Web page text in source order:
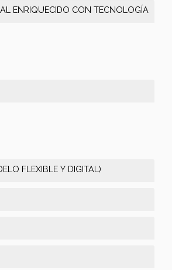
ENRIQUECIDO CON TECNOLOGÍA
FLEXIBLE Y DIGITAL)